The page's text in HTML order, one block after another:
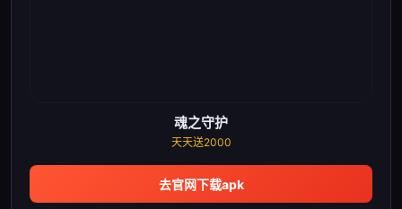
魂之守护
天天送2000
去官网下载apk